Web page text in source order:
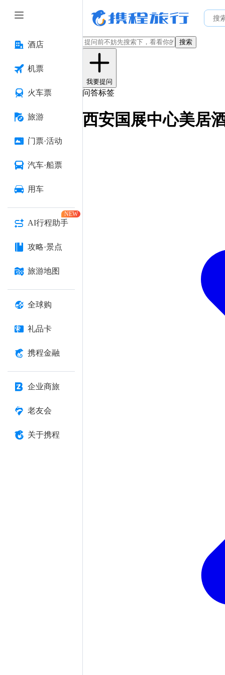
酒店
机票
火车票
旅游
门票·活动
汽车·船票
用车
AI行程助手
NEW
攻略·景点
旅游地图
全球购
礼品卡
携程金融
企业商旅
老友会
关于携程
搜索
我要提问
问答标签
西安国展中心美居